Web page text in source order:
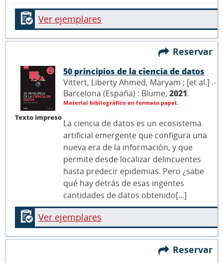
Ver ejemplares
Reservar
Texto impreso
50 principios de la ciencia de datos
Vittert, Liberty Ahmed, Maryam ; [et al.] .-
Barcelona (España) : Blume, 2021.
Material bibliográfico en formato papel.
La ciencia de datos es un ecosistema
artificial emergente que configura una
nueva era de la información, y que
permite desde localizar delincuentes
hasta predecir epidemias. Pero ¿sabe
qué hay detrás de esas ingentes
cantidades de datos obtenido[...]
Ver ejemplares
Reservar